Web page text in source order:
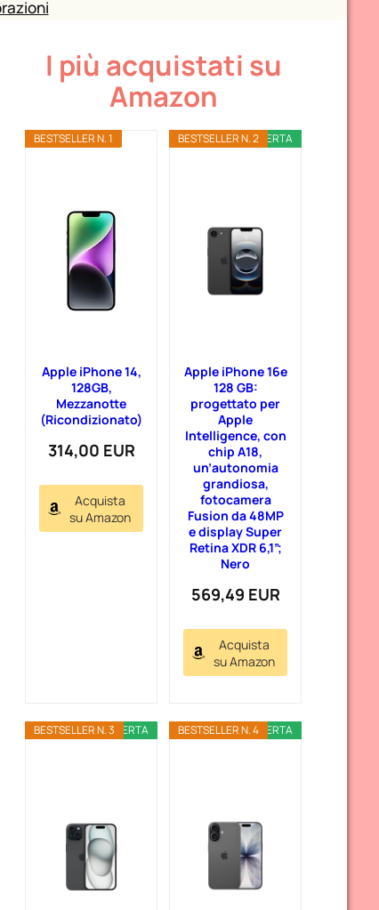
I più acquistati su
Amazon
BESTSELLER N. 1
Apple iPhone 14,
128GB,
Mezzanotte
(Ricondizionato)
314,00 EUR
Acquista
su Amazon
OFFERTA
BESTSELLER N. 2
Apple iPhone 16e
128 GB:
progettato per
Apple
Intelligence, con
chip A18,
un’autonomia
grandiosa,
fotocamera
Fusion da 48MP
e display Super
Retina XDR 6,1”;
Nero
569,49 EUR
Acquista
su Amazon
OFFERTA
BESTSELLER N. 3 OFFERTA
BESTSELLER N. 4